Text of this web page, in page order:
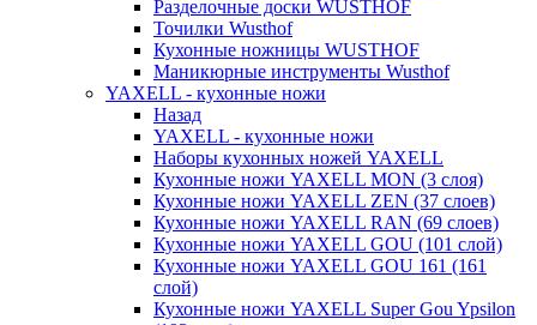
Разделочные доски WUSTHOF
Точилки Wusthof
Кухонные ножницы WUSTHOF
Маникюрные инструменты Wusthof
YAXELL - кухонные ножи
Назад
YAXELL - кухонные ножи
Наборы кухонных ножей YAXELL
Кухонные ножи YAXELL MON (3 слоя)
Кухонные ножи YAXELL ZEN (37 слоев)
Кухонные ножи YAXELL RAN (69 слоев)
Кухонные ножи YAXELL GOU (101 слой)
Кухонные ножи YAXELL GOU 161 (161
слой)
Кухонные ножи YAXELL Super Gou Ypsilon